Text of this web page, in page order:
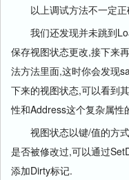
以上调试方法不一定正
我们还发现并未跳到
保存视图状态更改,接下来
法方法里面,这时你会发现
下来的视图状态,可以看到
性和Address这个复杂属性
视图状态以键/值的方式
是否被修改过,可以通过
添加Dirty标记.